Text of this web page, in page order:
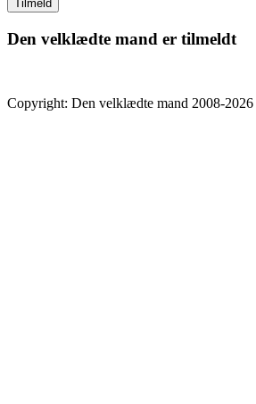
Den velklædte mand er tilmeldt
Copyright: Den velklædte mand 2008-2026